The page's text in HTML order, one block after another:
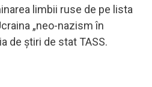
limbii ruse de pe lista
„neo-nazism în
de știri de stat TASS.